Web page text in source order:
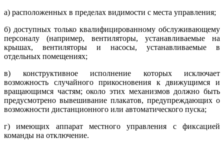
а) расположенных в пределах видимости с места управления;
б) доступных только квалифицированному обслуживающему
персоналу (например, вентиляторы, устанавливаемые на
крышах, вентиляторы и насосы, устанавливаемые в
отдельных помещениях;
в) конструктивное исполнение которых исключает
возможность случайного прикосновения к движущимся и
вращающимся частям; около этих механизмов должно быть
предусмотрено вывешивание плакатов, предупреждающих о
возможности дистанционного или автоматического пуска;
г) имеющих аппарат местного управления с фиксацией
команды на отключение.